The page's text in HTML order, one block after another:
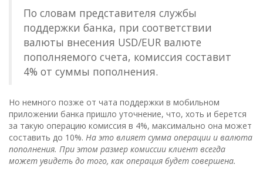
По словам представителя службы
поддержки банка, при соответствии
валюты внесения USD/EUR валюте
пополняемого счета, комиссия составит
4% от суммы пополнения.
Но немного позже от чата поддержки в мобильном
приложении банка пришло уточнение, что, хоть и берется
за такую операцию комиссия в 4%, максимально она может
составить до 10%. На это влияет сумма операции и валюта
пополнения. При этом размер комиссии клиент всегда
может увидеть до того, как операция будет совершена.